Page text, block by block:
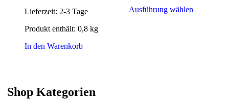
Lieferzeit: 2-3 Tage
Produkt enthält: 0,8 kg
In den Warenkorb
Ausführung wählenDieses
Shop Kategorien